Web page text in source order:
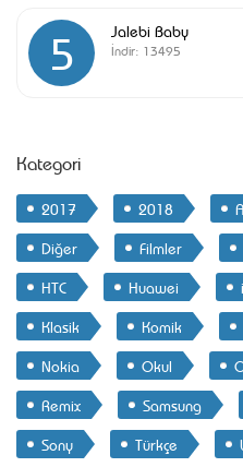
5 Jalebi Baby
İndir: 13495
Kategori
2017 2018
Diğer
Filmler
HTC
Huawei
Klasik
Komik
Nokia
Okul
Remix
Samsung
Sony
Türkçe